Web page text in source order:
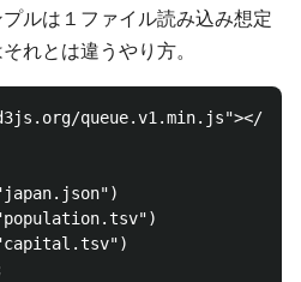
ルは１ファイル読み込み想定
れとは違うやり方。
queue.v1.min.js"></